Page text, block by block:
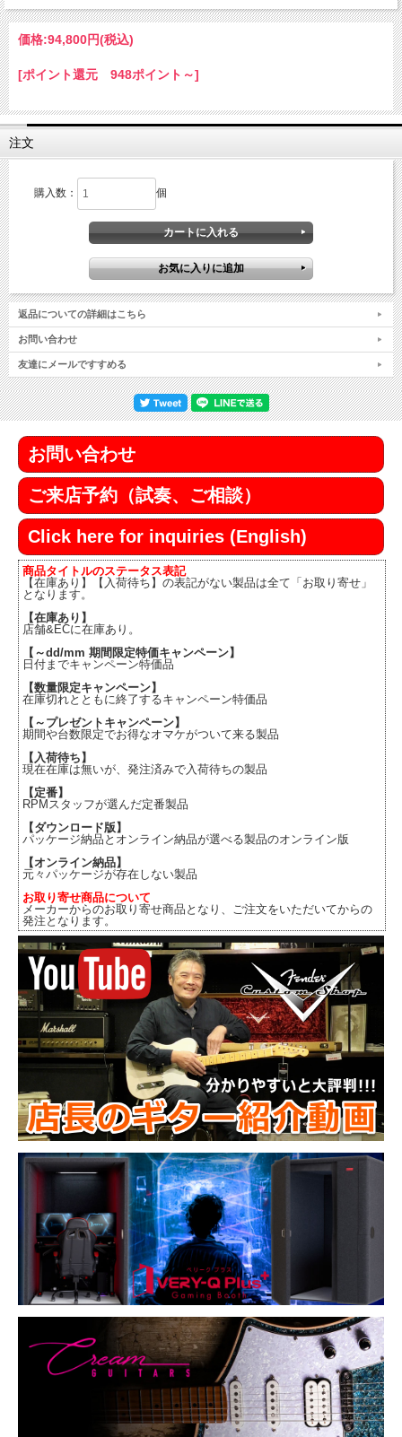
価格:94,800円(税込)
[ポイント還元 948ポイント～]
注文
購入数： 個
返品についての詳細はこちら
お問い合わせ
友達にメールですすめる
お問い合わせ
ご来店予約（試奏、ご相談）
Click here for inquiries (English)
商品タイトルのステータス表記
【在庫あり】【入荷待ち】の表記がない製品は全て「お取り寄せ」
となります。
【在庫あり】
店舗&ECに在庫あり。
【～dd/mm 期間限定特価キャンペーン】
日付までキャンペーン特価品
【数量限定キャンペーン】
在庫切れとともに終了するキャンペーン特価品
【～プレゼントキャンペーン】
期間や台数限定でお得なオマケがついて来る製品
【入荷待ち】
現在在庫は無いが、発注済みで入荷待ちの製品
【定番】
RPMスタッフが選んだ定番製品
【ダウンロード版】
パッケージ納品とオンライン納品が選べる製品のオンライン版
【オンライン納品】
元々パッケージが存在しない製品
お取り寄せ商品について
メーカーからのお取り寄せ商品となり、ご注文をいただいてからの
発注となります。